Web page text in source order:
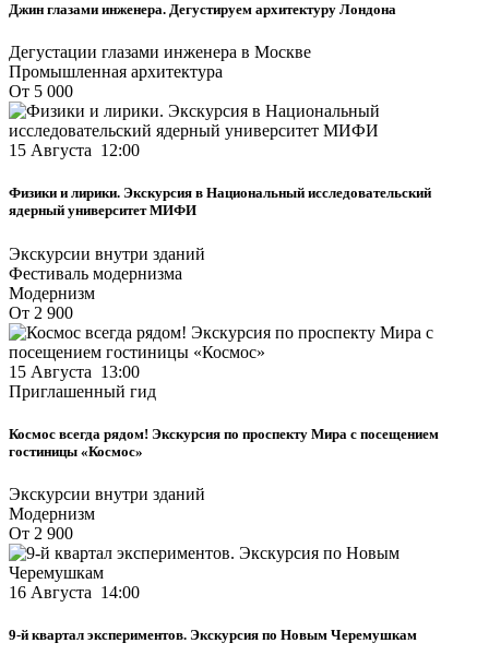
Джин глазами инженера. Дегустируем архитектуру Лондона
Дегустации глазами инженера в Москве
Промышленная архитектура
От 5 000
15 Августа 12:00
Физики и лирики. Экскурсия в Национальный исследовательский
ядерный университет МИФИ
Экскурсии внутри зданий
Фестиваль модернизма
Модернизм
От 2 900
15 Августа 13:00
Приглашенный гид
Космос всегда рядом! Экскурсия по проспекту Мира с посещением
гостиницы «Космос»
Экскурсии внутри зданий
Модернизм
От 2 900
16 Августа 14:00
9-й квартал экспериментов. Экскурсия по Новым Черемушкам